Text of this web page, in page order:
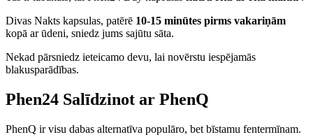
Divas Nakts kapsulas, patērē 10-15 minūtes pirms vakariņām
kopā ar ūdeni, sniedz jums sajūtu sāta.
Nekad pārsniedz ieteicamo devu, lai novērstu iespējamās
blakusparādības.
Phen24 Salīdzinot ar PhenQ
PhenQ ir visu dabas alternatīva populāro, bet bīstamu fentermīnam.